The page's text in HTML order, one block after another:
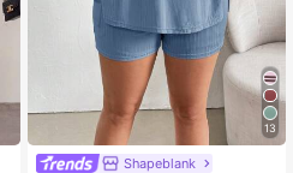
13
Shapeblank